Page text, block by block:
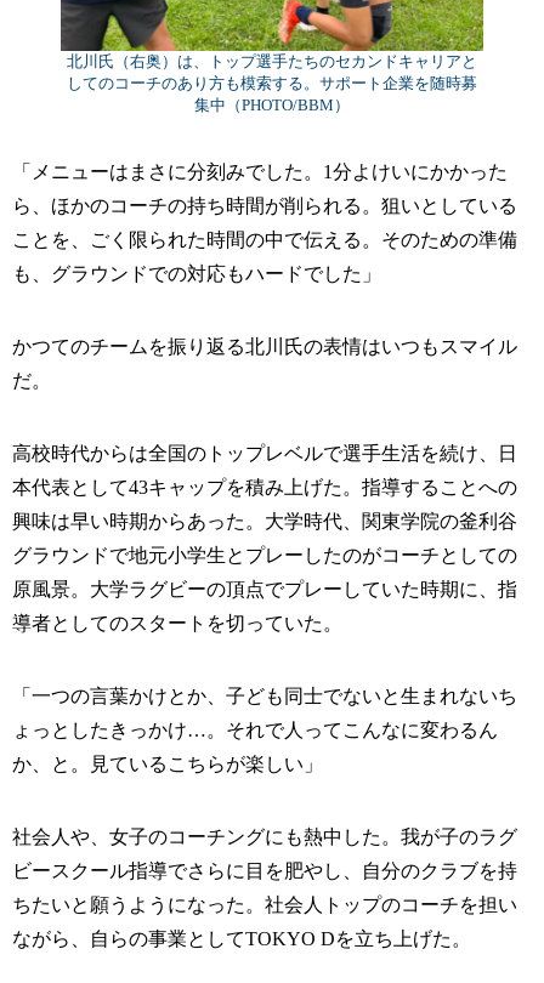
北川氏（右奥）は、トップ選手たちのセカンドキャリアと
してのコーチのあり方も模索する。サポート企業を随時募
集中（PHOTO/BBM）
「メニューはまさに分刻みでした。1分よけいにかかった
ら、ほかのコーチの持ち時間が削られる。狙いとしている
ことを、ごく限られた時間の中で伝える。そのための準備
も、グラウンドでの対応もハードでした」
かつてのチームを振り返る北川氏の表情はいつもスマイル
だ。
高校時代からは全国のトップレベルで選手生活を続け、日
本代表として43キャップを積み上げた。指導することへの
興味は早い時期からあった。大学時代、関東学院の釜利谷
グラウンドで地元小学生とプレーしたのがコーチとしての
原風景。大学ラグビーの頂点でプレーしていた時期に、指
導者としてのスタートを切っていた。
「一つの言葉かけとか、子ども同士でないと生まれないち
ょっとしたきっかけ…。それで人ってこんなに変わるん
か、と。見ているこちらが楽しい」
社会人や、女子のコーチングにも熱中した。我が子のラグ
ビースクール指導でさらに目を肥やし、自分のクラブを持
ちたいと願うようになった。社会人トップのコーチを担い
ながら、自らの事業としてTOKYO Dを立ち上げた。